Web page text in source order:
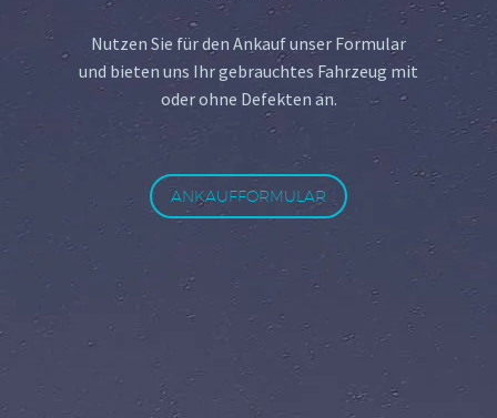
Nutzen Sie für den Ankauf unser Formular
und bieten uns Ihr gebrauchtes Fahrzeug mit
oder ohne Defekten an.
ANKAUFFORMULAR